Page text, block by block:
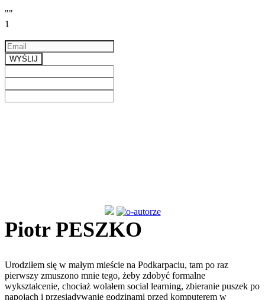
""
1
WYŚLIJ
Piotr PESZKO
Urodziłem się w małym mieście na Podkarpaciu, tam po raz
pierwszy zmuszono mnie tego, żeby zdobyć formalne
wykształcenie, chociaż wolałem social learning, zbieranie puszek po
napojach i przesiadywanie godzinami przed komputerem w